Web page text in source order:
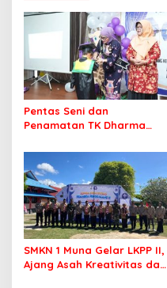
Pentas Seni dan
Penamatan TK Dharma
Panggung Bakat Generasi
Muda Bombana
SMKN 1 Muna Gelar LKPP II,
Ajang Asah Kreativitas dan